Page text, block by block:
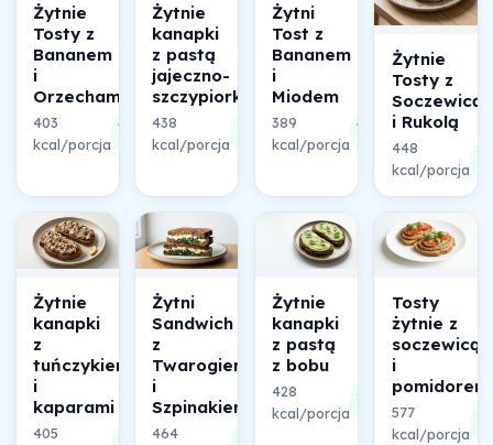
Żytnie
Tosty z
Bananem
i
Orzechami
403
kcal/porcja
42%
składu
Żytnie
kanapki
z pastą
jajeczno-
szczypiorkową
438
kcal/porcja
składu
Żytni
Tost z
Bananem
i
Miodem
389
kcal/porcja
40%
składu
Żytnie
Tosty z
Soczewicą
i Rukolą
448
kcal/porcja
Żytnie
kanapki
z
tuńczykiem
i
kaparami
405
39%
Żytni
Sandwich
z
Twarogiem
i
Szpinakiem
464
Żytnie
kanapki
z pastą
z bobu
428
kcal/porcja
38%
składu
Tosty
żytnie z
soczewicą
i
pomidorem
577
kcal/porcja